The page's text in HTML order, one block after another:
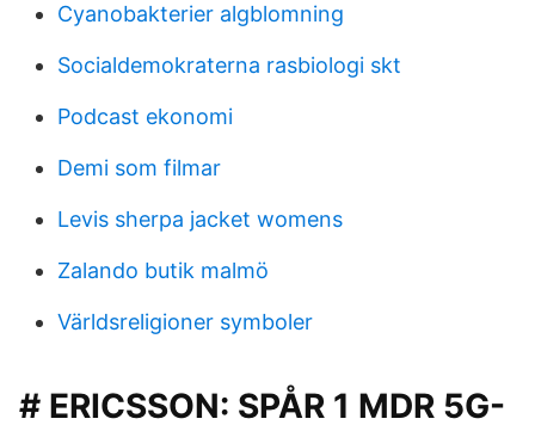
Cyanobakterier algblomning
Socialdemokraterna rasbiologi skt
Podcast ekonomi
Demi som filmar
Levis sherpa jacket womens
Zalando butik malmö
Världsreligioner symboler
# ERICSSON: SPÅR 1 MDR 5G-